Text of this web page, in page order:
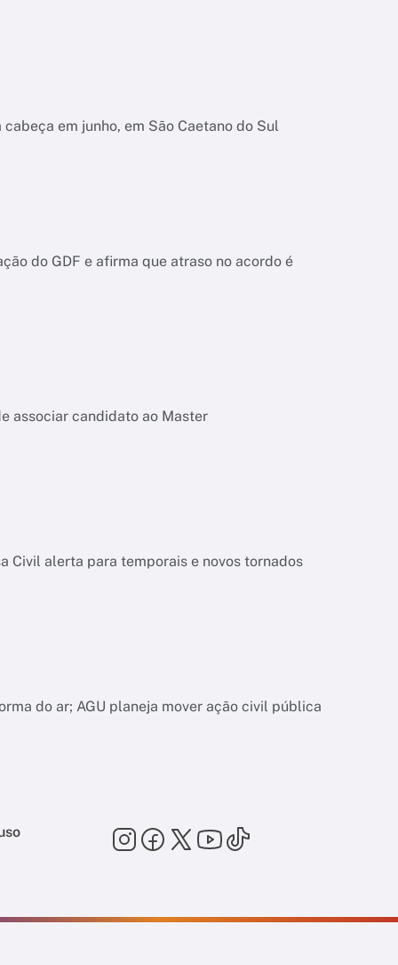
em junho, em São Caetano do Sul
do GDF e afirma que atraso no acordo é
associar candidato ao Master
Civil alerta para temporais e novos tornados
do ar; AGU planeja mover ação civil pública